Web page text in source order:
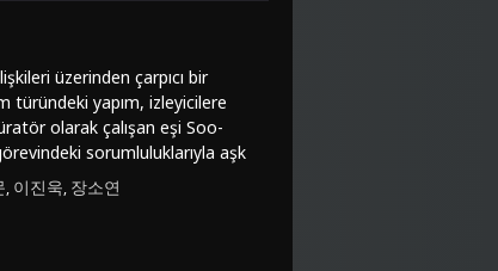
üzerinden çarpıcı bir
türündeki yapım, izleyicilere
olarak çalışan eşi Soo-
sorumluluklarıyla aşk
bağlar giderek
kalmayıp aynı zamanda
, 이진욱, 장소연